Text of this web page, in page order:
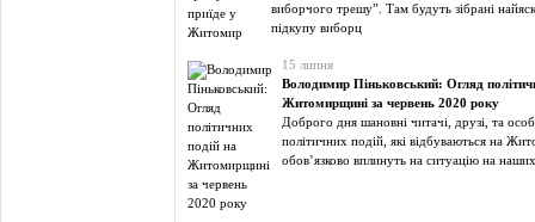
виборчого трешу”. Там будуть зібрані
підкупу виборц
15 липня
Володимир Піньковський: Огляд
Житомирщині за червень 2020 року
Доброго дня шановні читачі, друзі, та
політичних подій, які відбуваються на
обов’язково вплинуть на ситуацію на